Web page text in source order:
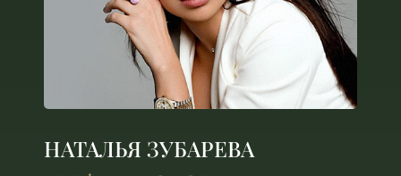
НАТАЛЬЯ ЗУБАРЕВА